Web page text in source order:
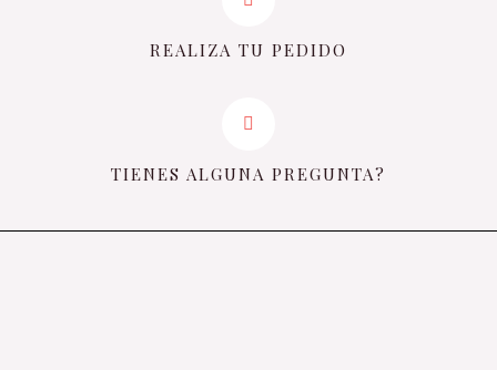
REALIZA TU PEDIDO
TIENES ALGUNA PREGUNTA?